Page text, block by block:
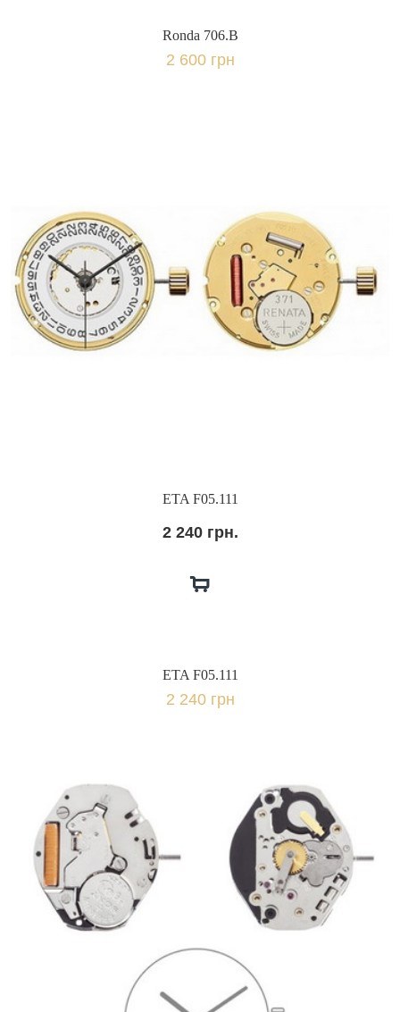
Ronda 706.B
2 600 грн
ETA F05.111
2 240 грн.
ETA F05.111
2 240 грн